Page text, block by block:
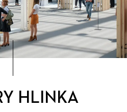
HLINKA